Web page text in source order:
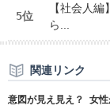
5位
【社会人
ら...
関連リンク
意図が見え見え？ 女